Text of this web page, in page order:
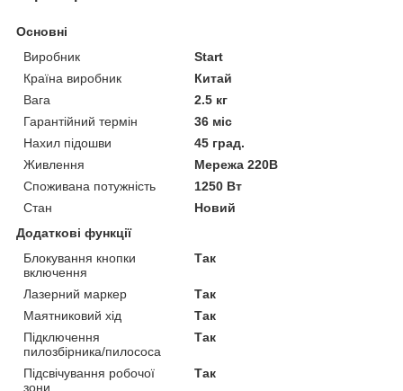
Основні
Виробник
Start
Країна виробник
Китай
Вага
2.5 кг
Гарантійний термін
36 міс
Нахил підошви
45 град.
Живлення
Мережа 220В
Споживана потужність
1250 Вт
Стан
Новий
Додаткові функції
Блокування кнопки
включення
Так
Лазерний маркер
Так
Маятниковий хід
Так
Підключення
пилозбірника/пилососа
Так
Підсвічування робочої
зони
Так